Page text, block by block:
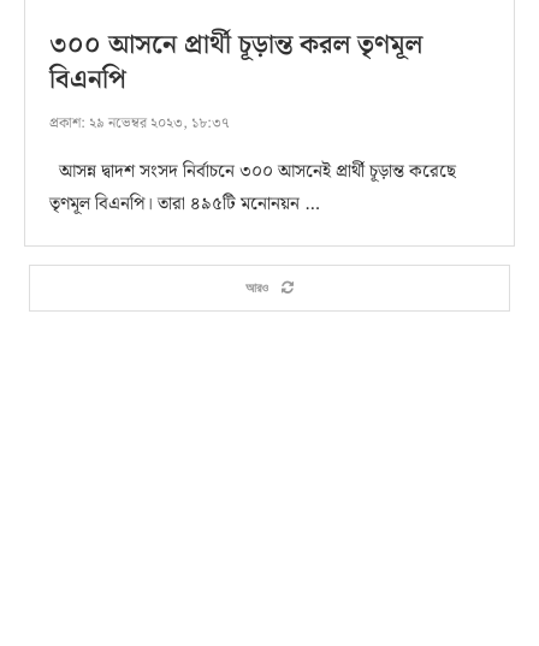
৩০০ আসনে প্রার্থী চূড়ান্ত করল তৃণমূল
বিএনপি
প্রকাশ: ২৯ নভেম্বর ২০২৩, ১৮:৩৭
আসন্ন দ্বাদশ সংসদ নির্বাচনে ৩০০ আসনেই প্রার্থী চূড়ান্ত করেছে
তৃণমূল বিএনপি। তারা ৪৯৫টি মনোনয়ন …
আরও